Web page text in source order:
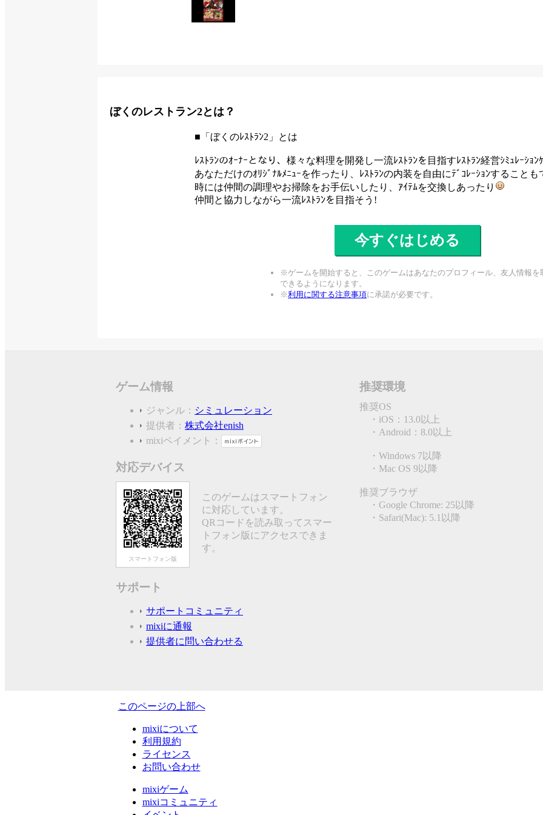
ぼくのレストラン2とは？
■「ぼくのﾚｽﾄﾗﾝ2」とは
ﾚｽﾄﾗﾝのｵｰﾅｰとなり、様々な料理を開発し一流ﾚｽﾄﾗﾝを目指すﾚｽﾄﾗﾝ経営ｼﾐｭﾚｰｼｮﾝ
あなただけのｵﾘｼﾞﾅﾙﾒﾆｭｰを作ったり、ﾚｽﾄﾗﾝの内装を自由にﾃﾞｺﾚｰｼｮﾝすることも
時には仲間の調理やお掃除をお手伝いしたり、ｱｲﾃﾑを交換しあったり
仲間と協力しながら一流ﾚｽﾄﾗﾝを目指そう!
今すぐはじめる
※ゲームを開始すると、このゲームはあなたのプロフィール、友人情報を
できるようになります。
※利用に関する注意事項に承諾が必要です。
ゲーム情報
ジャンル： シミュレーション
提供者： 株式会社enish
mixiペイメント：
対応デバイス
スマートフォン版
このゲームはスマートフォン
に対応しています。
QRコードを読み取ってスマー
トフォン版にアクセスできま
す。
サポート
サポートコミュニティ
mixiに通報
提供者に問い合わせる
推奨環境
推奨OS
・iOS：13.0以上
・Android：8.0以上
・Windows 7以降
・Mac OS 9以降
推奨ブラウザ
・Google Chrome: 25以降
・Safari(Mac): 5.1以降
このページの上部へ
mixiについて
利用規約
ライセンス
お問い合わせ
mixiゲーム
mixiコミュニティ